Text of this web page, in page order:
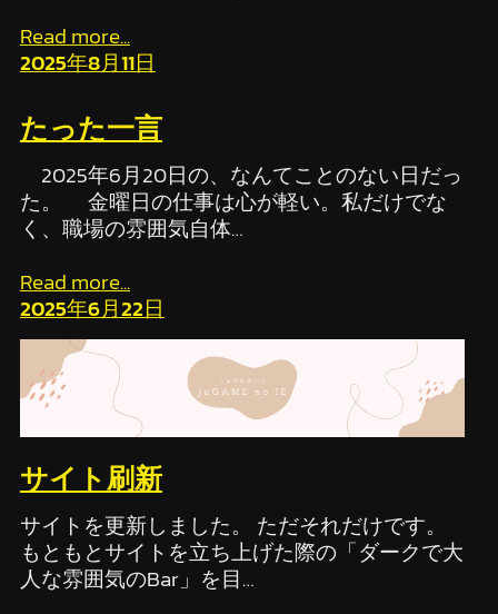
Read more...
2025年8月11日
たった一言
2025年6月20日の、なんてことのない日だっ
た。 金曜日の仕事は心が軽い。私だけでな
く、職場の雰囲気自体…
Read more...
2025年6月22日
サイト刷新
サイトを更新しました。 ただそれだけです。
もともとサイトを立ち上げた際の「ダークで大
人な雰囲気のBar」を目…